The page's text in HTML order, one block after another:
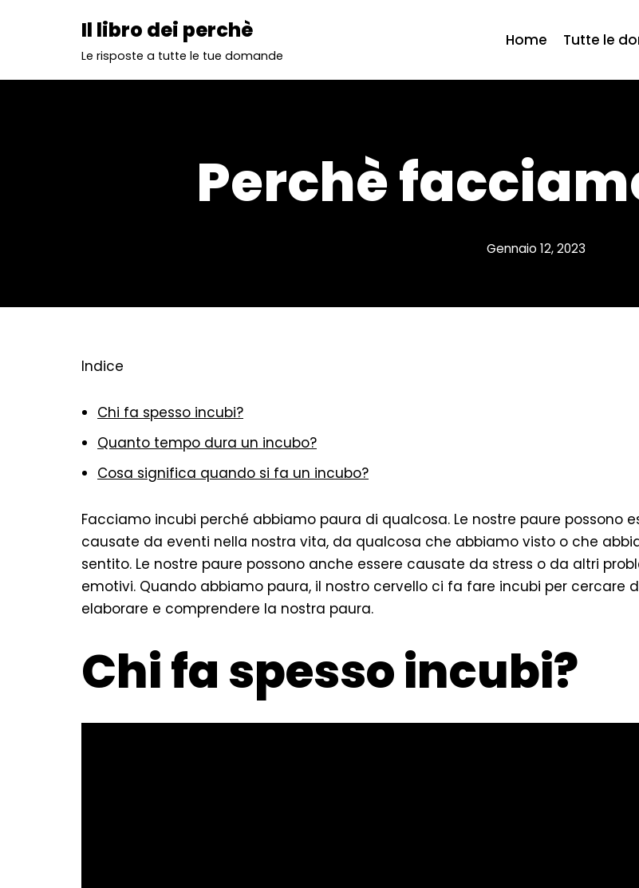
Il libro dei perchè
Le risposte a tutte le tue domande
Home Tutte le
Perchè
Gennaio 12, 2023
Indice
Chi fa spesso incubi?
Quanto tempo dura un incubo?
Cosa significa quando si fa un incubo?
Facciamo incubi perché abbiamo paura di qualcosa. Le nostre paure possono
causate da eventi nella nostra vita, da qualcosa che abbiamo visto o che
sentito. Le nostre paure possono anche essere causate da stress o da altri
emotivi. Quando abbiamo paura, il nostro cervello ci fa fare incubi per cercare
elaborare e comprendere la nostra paura.
Chi fa spesso incubi?